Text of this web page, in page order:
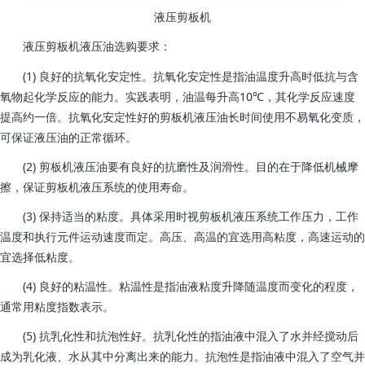
液压剪板机
液压剪板机液压油选购要求：
(1) 良好的抗氧化安定性。抗氧化安定性是指油温度升高时低抗与含
氧物起化学反应的能力。实践表明，油温每升高10℃，其化学反应速度
提高约一倍。抗氧化安定性好的剪板机液压油长时间使用不易氧化变质，
可保证液压油的正常循环。
(2) 剪板机液压油要有良好的抗磨性及润滑性。目的在于降低机械摩
擦，保证剪板机液压系统的使用寿命。
(3) 保持适当的粘度。具体采用时视剪板机液压系统工作压力，工作
温度和执行元件运动速度而定。高压、高温的宜选用高粘度，高速运动的
宜选择低粘度。
(4) 良好的粘温性。粘温性是指油液粘度升降随温度而变化的程度，
通常用粘度指数表示。
(5) 抗乳化性和抗泡性好。抗乳化性的指油液中混入了水并经搅动后
成为乳化液、水从其中分离出来的能力。抗泡性是指油液中混入了空气并